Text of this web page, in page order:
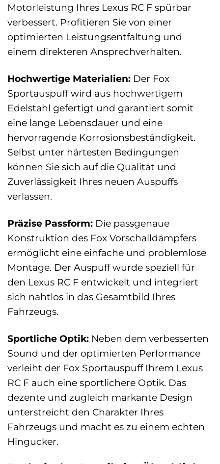
Motorleistung Ihres Lexus RC F spürbar
verbessert. Profitieren Sie von einer
optimierten Leistungsentfaltung und
einem direkteren Ansprechverhalten.
Hochwertige Materialien: Der Fox
Sportauspuff wird aus hochwertigem
Edelstahl gefertigt und garantiert somit
eine lange Lebensdauer und eine
hervorragende Korrosionsbeständigkeit.
Selbst unter härtesten Bedingungen
können Sie sich auf die Qualität und
Zuverlässigkeit Ihres neuen Auspuffs
verlassen.
Präzise Passform: Die passgenaue
Konstruktion des Fox Vorschalldämpfers
ermöglicht eine einfache und problemlose
Montage. Der Auspuff wurde speziell für
den Lexus RC F entwickelt und integriert
sich nahtlos in das Gesamtbild Ihres
Fahrzeugs.
Sportliche Optik: Neben dem verbesserten
Sound und der optimierten Performance
verleiht der Fox Sportauspuff Ihrem Lexus
RC F auch eine sportlichere Optik. Das
dezente und zugleich markante Design
unterstreicht den Charakter Ihres
Fahrzeugs und macht es zu einem echten
Hingucker.